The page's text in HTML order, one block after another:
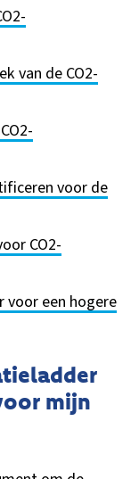
van de CO2-
voor de
CO2-
voor een hogere
mijn